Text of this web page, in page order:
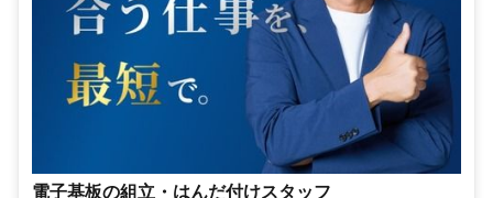
電子基板の組立・はんだ付けスタッフ